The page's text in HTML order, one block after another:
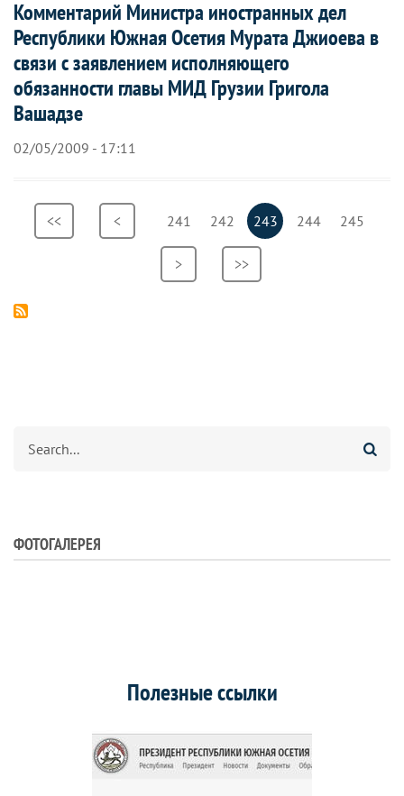
Комментарий Министра иностранных дел
Республики Южная Осетия Мурата Джиоева в
связи с заявлением исполняющего
обязанности главы МИД Грузии Григола
Вашадзе
02/05/2009 - 17:11
Нумерация
страниц
Первая
<<
Предыдущая
страница
< Страница
241 Страница
242
Текущая
страница
243 Страница
244 Страница
245
Следующая
>
Последняя
>>
ФОТОГАЛЕРЕЯ
Полезные ссылки